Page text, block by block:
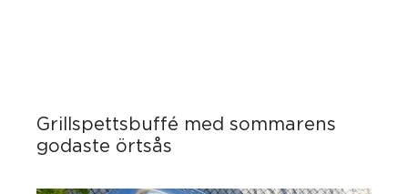
Grillspettsbuffé med sommarens
godaste örtsås